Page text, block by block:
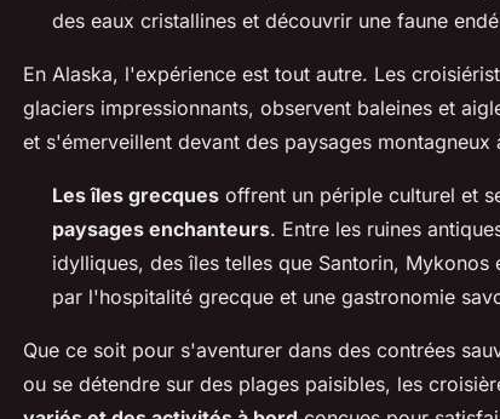
des eaux cristallines et découvrir une faune
En Alaska, l'expérience est tout autre. Les
glaciers impressionnants, observent baleines et
et s'émerveillent devant des paysages montagneux
Les îles grecques offrent un périple culturel et
paysages enchanteurs. Entre les ruines
idylliques, des îles telles que Santorin,
par l'hospitalité grecque et une gastronomie
Que ce soit pour s'aventurer dans des contrées
ou se détendre sur des plages paisibles, les